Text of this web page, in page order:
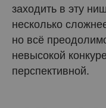
заходить в эту
несколько
но всё
невысокой
перспективной.